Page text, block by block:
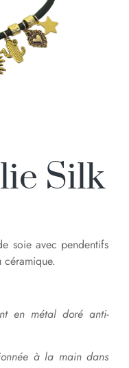
Silk
soie avec pendentifs
en métal doré anti-
à la main dans